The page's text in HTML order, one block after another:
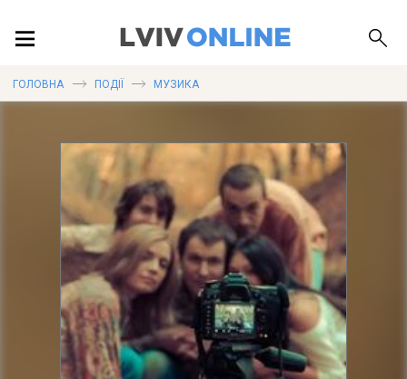
ПУБЛІКАЦІЇ
ДОВІДКА
ГОЛОВНА ПОДІЇ МУЗИКА